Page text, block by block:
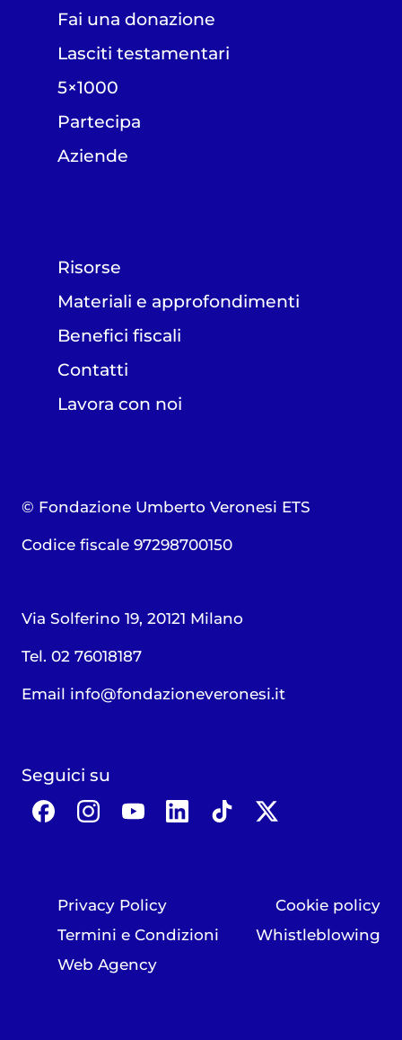
Fai una donazione
Lasciti testamentari
5×1000
Partecipa
Aziende
Risorse
Materiali e approfondimenti
Benefici fiscali
Contatti
Lavora con noi
© Fondazione Umberto Veronesi ETS
Codice fiscale 97298700150
Via Solferino 19, 20121 Milano
Tel. 02 76018187
Email info@fondazioneveronesi.it
Seguici su
Privacy Policy
Cookie policy
Termini e Condizioni
Whistleblowing
Web Agency